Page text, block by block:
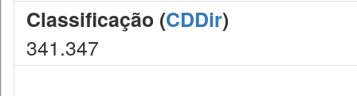
Classificação (CDDir)
341.347